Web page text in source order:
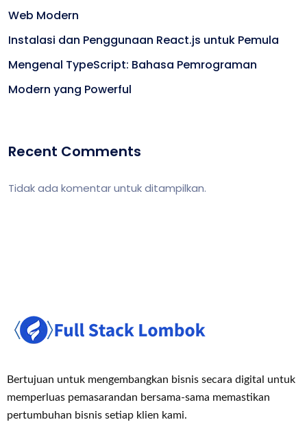
Web Modern
Instalasi dan Penggunaan React.js untuk Pemula
Mengenal TypeScript: Bahasa Pemrograman
Modern yang Powerful
Recent Comments
Tidak ada komentar untuk ditampilkan.
Bertujuan untuk mengembangkan bisnis secara digital untuk
memperluas pemasarandan bersama-sama memastikan
pertumbuhan bisnis setiap klien kami.